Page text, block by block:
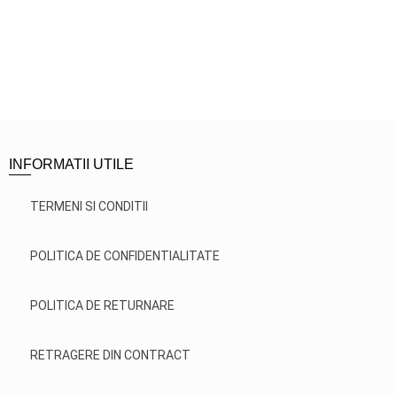
INFORMATII UTILE
TERMENI SI CONDITII
POLITICA DE CONFIDENTIALITATE
POLITICA DE RETURNARE
RETRAGERE DIN CONTRACT